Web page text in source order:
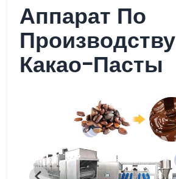
Аппарат По
Производству
Какао-Пасты